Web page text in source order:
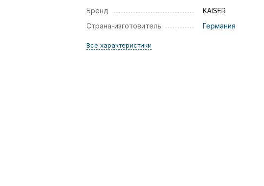
Бренд
KAISER
Страна-изготовитель
Германия
Все характеристики